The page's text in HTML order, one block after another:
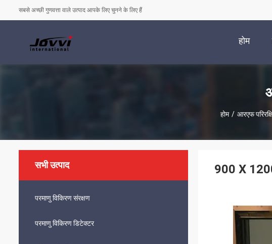
सबसे अच्छी गुणवत्ता वाले उत्पाद आपके लिए चुनने के लिए हैं
होम
होम / आरएफ
सभी उत्पाद
परमाणु विकिरण संरक्षण
परमाणु विकिरण डिटेक्टर
900 X